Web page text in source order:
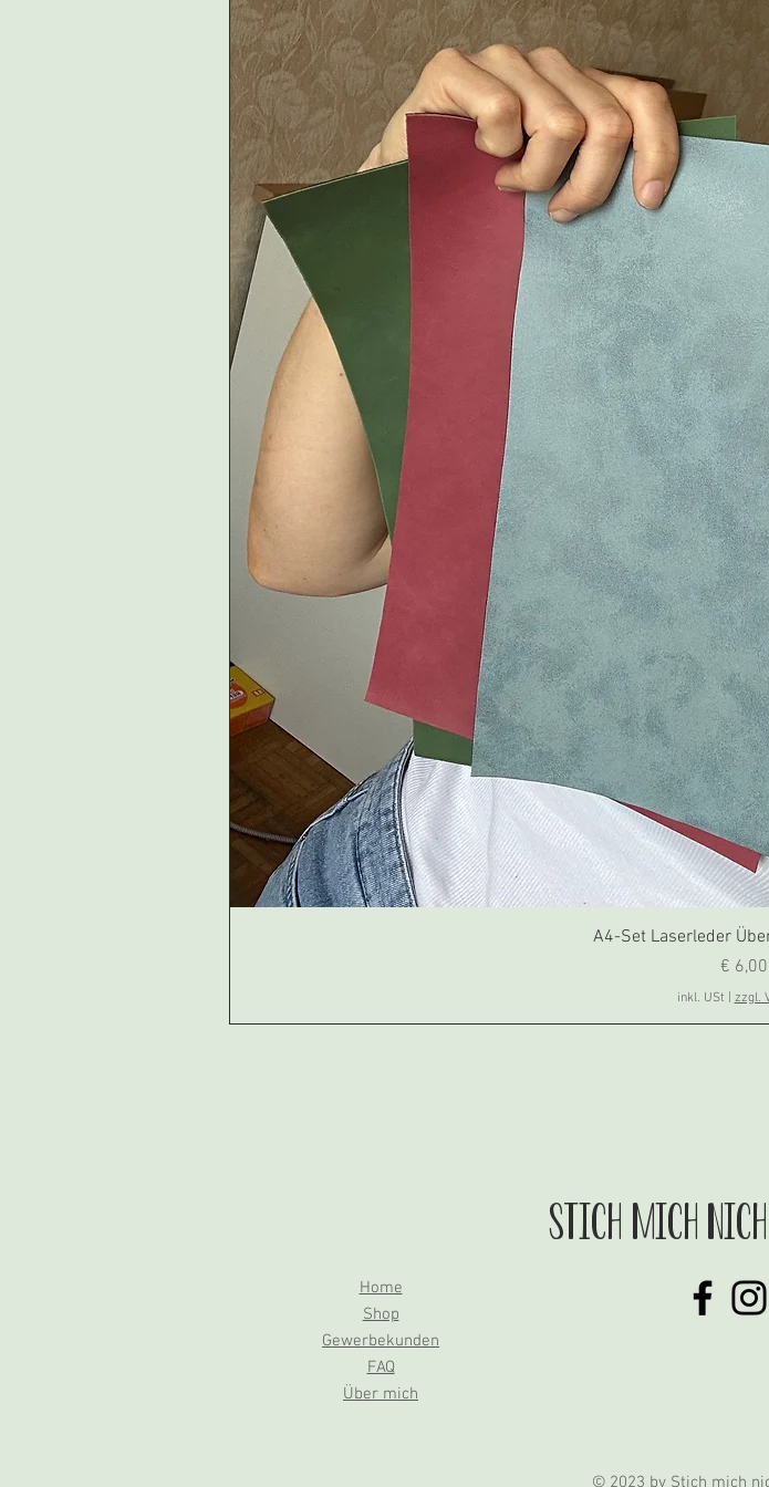
A4-Set Laserleder
Preis
€ 6,00
inkl. USt zzgl.
stich mich
Home
Shop
Gewerbekunden
FAQ
Über mich
© 2023 by Stich mich